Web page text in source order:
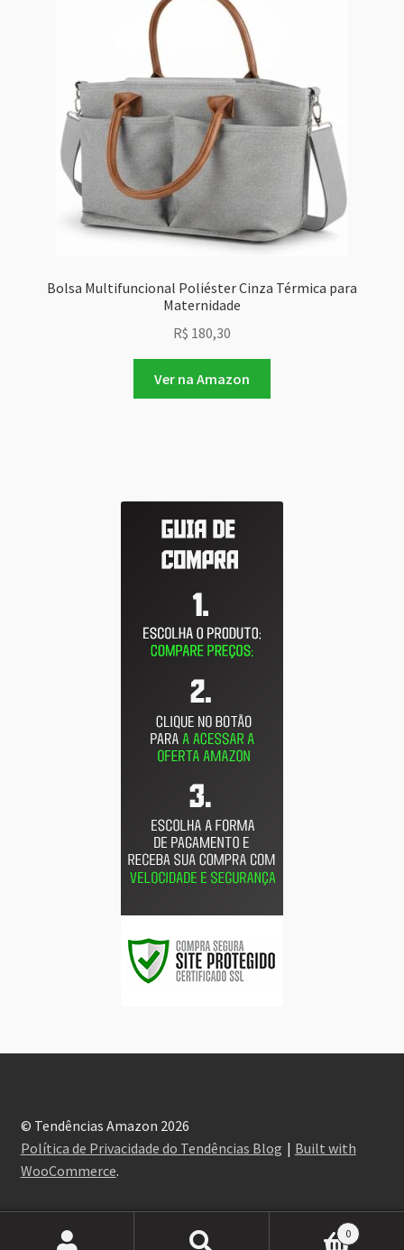
Bolsa Multifuncional Poliéster Cinza Térmica para
Maternidade
R$ 180,30
Ver na Amazon
© Tendências Amazon 2026
Política de Privacidade do Tendências Blog
Built with
WooCommerce.
0